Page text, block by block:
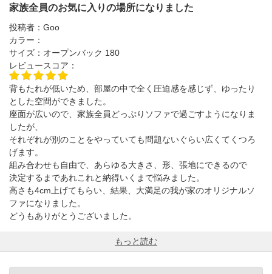
家族全員のお気に入りの場所になりました
投稿者： Goo
カラー：
サイズ： オープンバック 180
レビュースコア：
背もたれが低いため、部屋の中で全く圧迫感を感じず、ゆったり
とした空間ができました。
座面が広いので、家族全員どっぷりソファで過ごすようになりま
したが、
それぞれが別のことをやっていても問題ないぐらい広くてくつろ
げます。
組み合わせも自由で、あらゆる大きさ、形、張地にできるので
決定するまであれこれと納得いくまで悩みました。
高さも4cm上げてもらい、結果、大満足の我が家のオリジナルソ
ファになりました。
どうもありがとうございました。
もっと読む